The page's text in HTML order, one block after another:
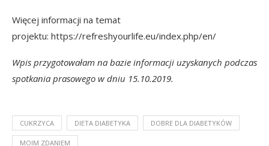
Więcej informacji na temat
projektu: https://refreshyourlife.eu/index.php/en/
Wpis przygotowałam na bazie informacji uzyskanych podczas
spotkania prasowego w dniu 15.10.2019.
CUKRZYCA DIETA DIABETYKA DOBRE DLA DIABETYKÓW
MOIM ZDANIEM